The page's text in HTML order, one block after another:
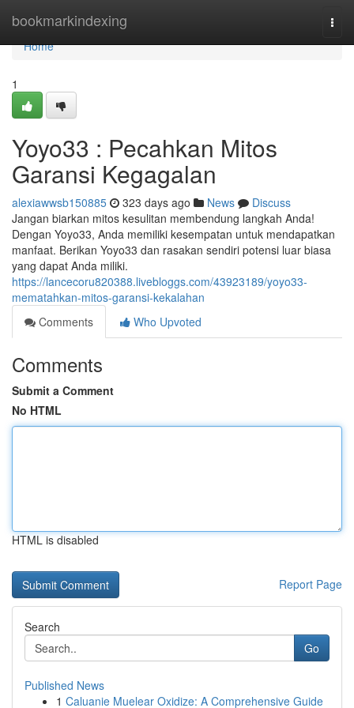
bookmarkindexing
Home
Home
1
Yoyo33 : Pecahkan Mitos
Garansi Kegagalan
alexiawwsb150885 323 days ago News
Discuss
Jangan biarkan mitos kesulitan membendung langkah Anda!
Dengan Yoyo33, Anda memiliki kesempatan untuk mendapatkan
manfaat. Berikan Yoyo33 dan rasakan sendiri potensi luar biasa
yang dapat Anda miliki.
https://lancecoru820388.livebloggs.com/43923189/yoyo33-
mematahkan-mitos-garansi-kekalahan
Comments
Who Upvoted
Comments
Submit a Comment
No HTML
HTML is disabled
Report Page
Search
Go
Published News
1 Caluanie Muelear Oxidize: A Comprehensive Guide